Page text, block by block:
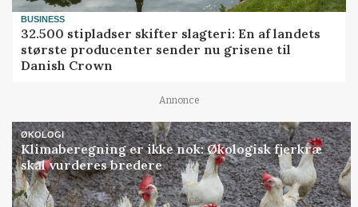
BUSINESS
32.500 stipladser skifter slagteri: En af landets
største producenter sender nu grisene til
Danish Crown
Annonce
ØKOLOGI
Klimaberegning er ikke nok: Økologisk fjerkræ
skal vurderes bredere
Annonce